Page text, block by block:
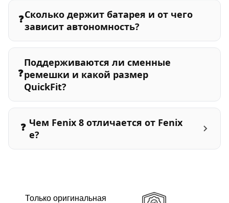
❓Сколько держит батарея и от чего
зависит автономность?
❓
Поддерживаются ли сменные
ремешки и какой размер
QuickFit?
❓ Чем Fenix 8 отличается от Fenix
e?
Только оригинальная